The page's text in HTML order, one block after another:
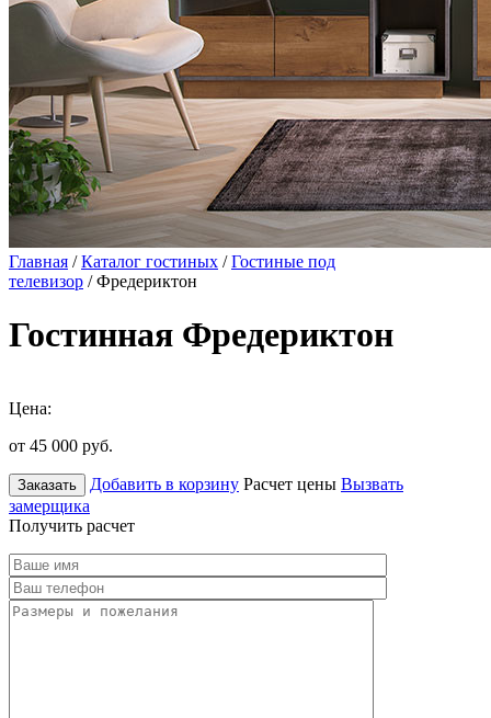
Главная /Каталог гостиных /Гостиные под
телевизор / Фредериктон
Гостинная Фредериктон
Цена:
от 45 000 руб.
Заказать Добавить в корзину Расчет цены Вызвать
замерщика
Получить расчет